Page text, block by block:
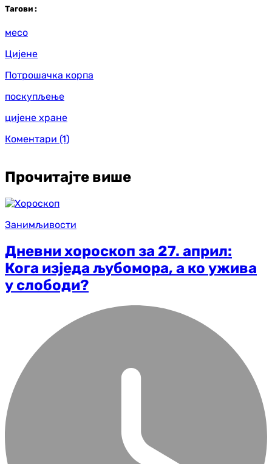
Тагови :
месо
Цијене
Потрошачка корпа
поскупљење
цијене хране
Коментари (1)
Прочитајте више
Занимљивости
Дневни хороскоп за 27. април:
Кога изједа љубомора, а ко ужива
у слободи?